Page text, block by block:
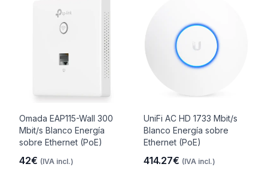
Omada EAP115-Wall 300
Mbit/s Blanco Energía
sobre Ethernet (PoE)
42€ (IVA incl.)
UniFi AC HD 1733 Mbit/s
Blanco Energía sobre
Ethernet (PoE)
414.27€ (IVA incl.)